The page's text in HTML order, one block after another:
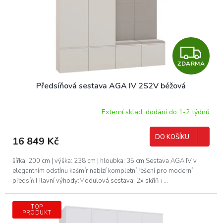
Z
D
R
ZDARMA
Předsíňová sestava AGA IV 2S2V béžová
Externí sklad: dodání do 1-2 týdnů
16 849 Kč DO KOŠÍKU
šířka: 200 cm | výška: 238 cm | hloubka: 35 cm Sestava AGA IV v
elegantním odstínu kašmír nabízí kompletní řešení pro moderní
předsíň.Hlavní výhody:Modulová sestava: 2x skříň +...
TOP
PRODUKT